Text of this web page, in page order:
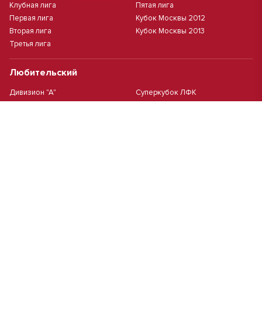
Клубная лига
Первая лига
Вторая лига
Третья лига
Пятая лига
Кубок Москвы 2012
Кубок Москвы 2013
Любительский
Дивизион "А"
Суперкубок ЛФК